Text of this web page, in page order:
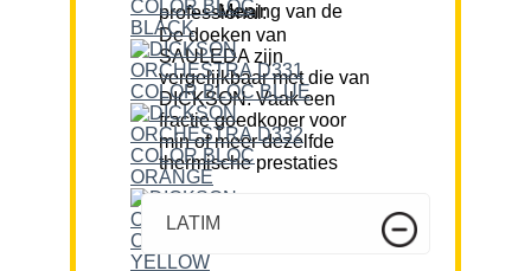
Mening van de professional:
De doeken van
SAULEDA zijn
vergelijkbaar met die van
DICKSON. Vaak een
fractie goedkoper voor
min of meer dezelfde
thermische prestaties
LATIM